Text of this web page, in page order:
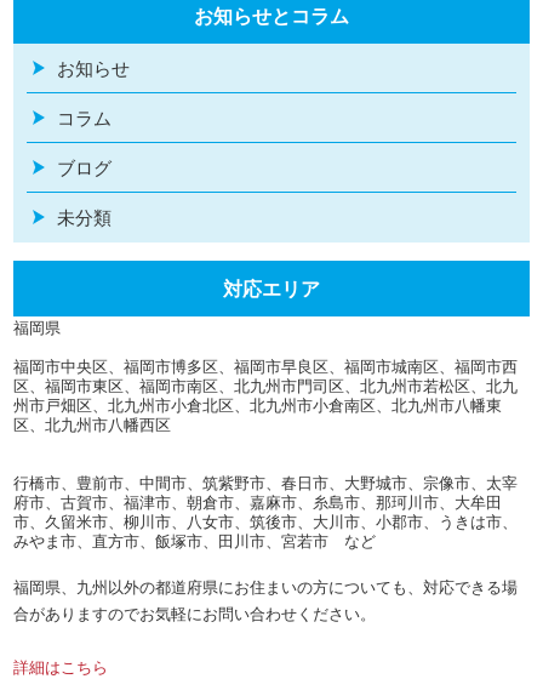
お知らせとコラム
お知らせ
コラム
ブログ
未分類
対応エリア
福岡県
福岡市中央区、福岡市博多区、福岡市早良区、福岡市城南区、福岡市西
区、福岡市東区、福岡市南区、北九州市門司区、北九州市若松区、北九
州市戸畑区、北九州市小倉北区、北九州市小倉南区、北九州市八幡東
区、北九州市八幡西区
行橋市、豊前市、中間市、筑紫野市、春日市、大野城市、宗像市、太宰
府市、古賀市、福津市、朝倉市、嘉麻市、糸島市、那珂川市、大牟田
市、久留米市、柳川市、八女市、筑後市、大川市、小郡市、うきは市、
みやま市、直方市、飯塚市、田川市、宮若市 など
福岡県、九州以外の都道府県にお住まいの方についても、対応できる場
合がありますのでお気軽にお問い合わせください。
詳細はこちら